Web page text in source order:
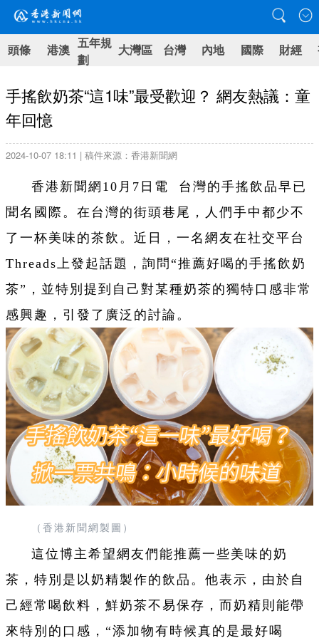
頭條 港澳 五年規
劃
大灣區 台灣 內地 國際 財經
手搖飲奶茶“這1味”最受歡迎？ 網友熱議：童
年回憶
2024-10-07 18:11 | 稿件來源：香港新聞網
香港新聞網10月7日電 台灣的手搖飲品早已
聞名國際。在台灣的街頭巷尾，人們手中都少不
了一杯美味的茶飲。近日，一名網友在社交平台
Threads上發起話題，詢問“推薦好喝的手搖飲奶
茶”，並特別提到自己對某種奶茶的獨特口感非常
感興趣，引發了廣泛的討論。
（香港新聞網製圖）
這位博主希望網友們能推薦一些美味的奶
茶，特別是以奶精製作的飲品。他表示，由於自
己經常喝飲料，鮮奶茶不易保存，而奶精則能帶
來特別的口感，“添加物有時候真的是最好喝